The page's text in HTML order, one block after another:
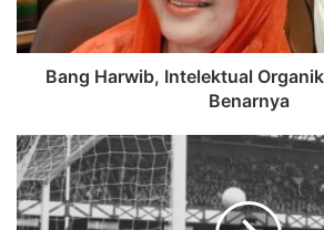
Bang Harwib, Intelektual
Benarnya